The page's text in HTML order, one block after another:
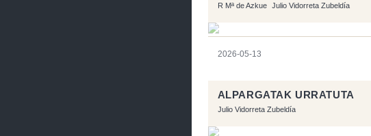
R Mª de Azkue Julio Vidorreta Zubeldía
2026-05-13
ALPARGATAK URRATUTA
Julio Vidorreta Zubeldía